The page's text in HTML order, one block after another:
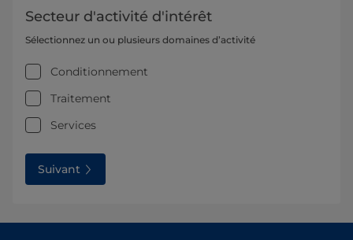
Secteur d'activité d'intérêt
Sélectionnez un ou plusieurs domaines d’activité
Conditionnement
Traitement
Services
Suivant